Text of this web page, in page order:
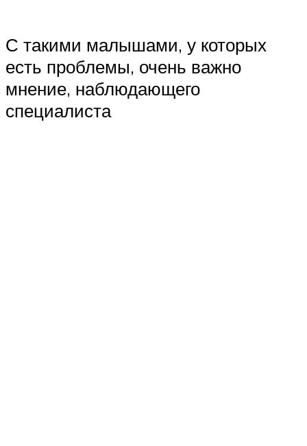
С такими малышами, у которых
есть проблемы, очень важно
мнение, наблюдающего
специалиста